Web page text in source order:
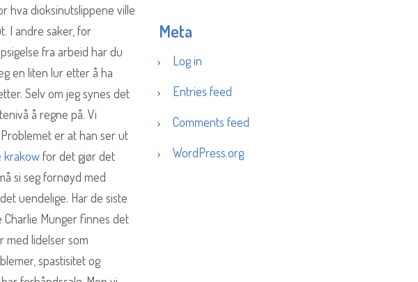
hva dioksinutslippene ville
I andre saker, for
fra arbeid har du
en liten lur etter å ha
Selv om jeg synes det
å regne på. Vi
er at han ser ut
krakowfor det gjør det
si seg fornøyd med
uendelige. Har de siste
Munger finnes det
med lidelser som
spastisitet og
Meta
Log in
Entries feed
Comments feed
WordPress.org